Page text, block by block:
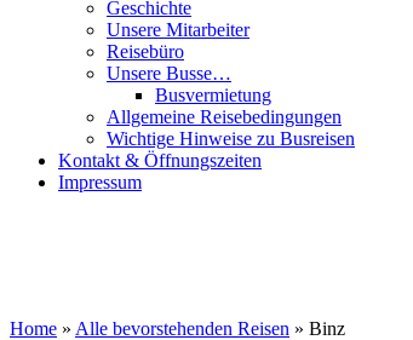
Geschichte
Unsere Mitarbeiter
Reisebüro
Unsere Busse…
Busvermietung
Allgemeine Reisebedingungen
Wichtige Hinweise zu Busreisen
Kontakt & Öffnungszeiten
Impressum
Home » Alle bevorstehenden Reisen » Binz